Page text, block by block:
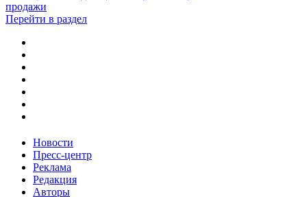
продажи
Перейти в раздел
Новости
Пресс-центр
Реклама
Редакция
Авторы